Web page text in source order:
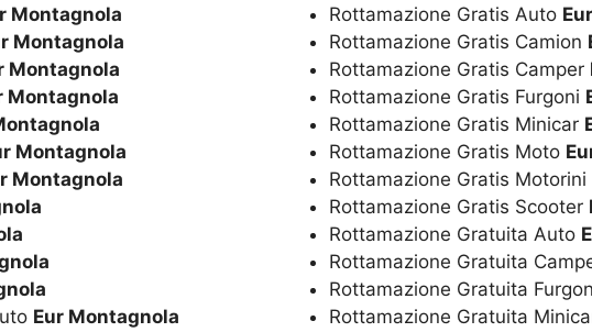
Montagnola
Montagnola
Montagnola
Montagnola
Montagnola
Montagnola
Eur Montagnola
Rottamazione Gratis Auto
Rottamazione Gratis Camion
Rottamazione Gratis Camper
Rottamazione Gratis Furgoni
Rottamazione Gratis Minicar
Rottamazione Gratis Moto
Rottamazione Gratis Motorini
Rottamazione Gratis Scooter
Rottamazione Gratuita Auto
Rottamazione Gratuita
Rottamazione Gratuita
Rottamazione Gratuita